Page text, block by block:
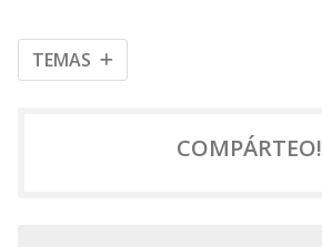
TEMAS
COMPÁRTEO!